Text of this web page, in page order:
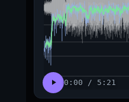
0:00 / 5:21